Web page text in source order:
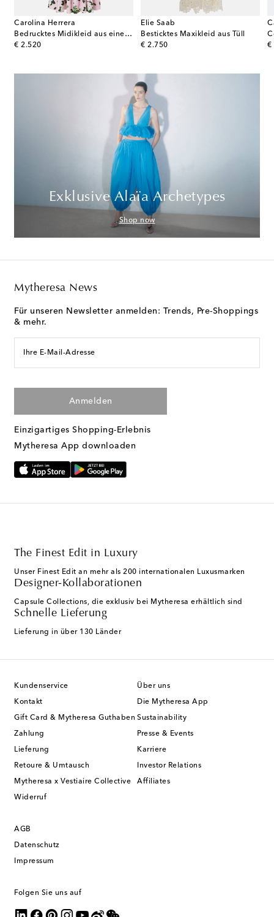
Carolina Herrera
Bedrucktes Midikleid aus einem Baumwollgemisch
€ 2.520
original price
Elie Saab
Besticktes Maxikleid aus Tüll
€ 2.750
original price
€
Exklusive Alaïa Archetypes
Shop now
Mytheresa News
Für unseren Newsletter anmelden: Trends, Pre-Shoppings
& mehr.
Ihre E-Mail-Adresse
Anmelden
Einzigartiges Shopping-Erlebnis
Mytheresa App downloaden
The Finest Edit in Luxury
Unser Finest Edit an mehr als 200 internationalen Luxusmarken
Designer-Kollaborationen
Capsule Collections, die exklusiv bei Mytheresa erhältlich sind
Schnelle Lieferung
Lieferung in über 130 Länder
Kundenservice
Kontakt
Gift Card & Mytheresa Guthaben
Zahlung
Lieferung
Retoure & Umtausch
Mytheresa x Vestiaire Collective
Widerruf
Über uns
Die Mytheresa App
Sustainability
Presse & Events
Karriere
Investor Relations
Affiliates
AGB
Datenschutz
Impressum
Folgen Sie uns auf